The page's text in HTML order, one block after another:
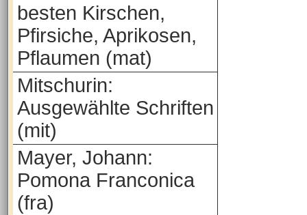
besten Kirschen,
Pfirsiche, Aprikosen,
Pflaumen (mat)
Mitschurin:
Ausgewählte Schriften
(mit)
Mayer, Johann:
Pomona Franconica
(fra)